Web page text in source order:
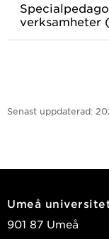
verksamheter
Senast uppdaterad:
Umeå
901 87 Umeå